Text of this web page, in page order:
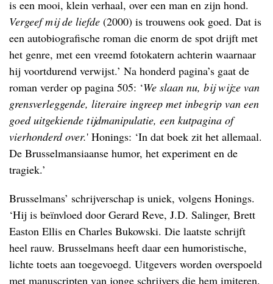
is een mooi, klein verhaal, over een man en zijn hond.
Vergeef mij de liefde (2000) is trouwens ook goed. Dat is
een autobiografische roman die enorm de spot drijft met
het genre, met een vreemd fotokatern achterin waarnaar
hij voortdurend verwijst.’ Na honderd pagina’s gaat de
roman verder op pagina 505: ‘We slaan nu, bij wijze van
grensverleggende, literaire ingreep met inbegrip van een
goed uitgekiende tijdmanipulatie, een kutpagina of
vierhonderd over.' Honings: ‘In dat boek zit het allemaal.
De Brusselmansiaanse humor, het experiment en de
tragiek.’
Brusselmans’ schrijverschap is uniek, volgens Honings.
‘Hij is beïnvloed door Gerard Reve, J.D. Salinger, Brett
Easton Ellis en Charles Bukowski. Die laatste schrijft
heel rauw. Brusselmans heeft daar een humoristische,
lichte toets aan toegevoegd. Uitgevers worden overspoeld
met manuscripten van jonge schrijvers die hem imiteren.